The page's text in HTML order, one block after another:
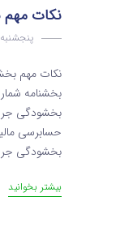
نکات مهم
پنجشنبه , 18 مهر
نکات مهم
بخشودگی
بخشودگی
بیشتر بخوانید